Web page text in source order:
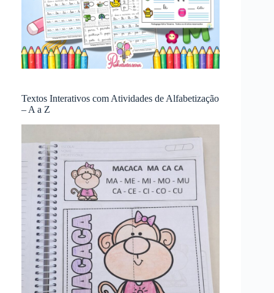
Textos Interativos com Atividades de Alfabetização
– A a Z